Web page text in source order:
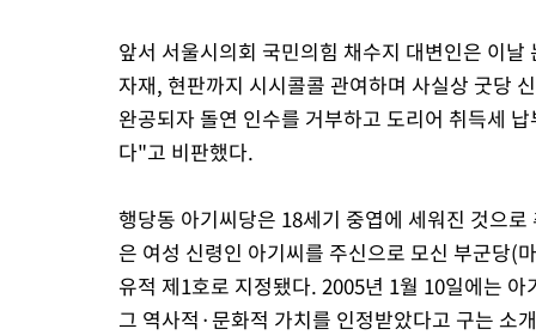
앞서 서울시의회 국민의힘 채수지 대변인은 이
자재, 현판까지 시시콜콜 관여하며 사실상 굿당
완공되자 돌연 인수를 거부하고 도리어 취득세
다"고 비판했다.
행당동 아기씨당은 18세기 중엽에 세워진 것으
은 여성 신령인 아기씨를 주신으로 모신 부군당(
유적 제1호로 지정됐다. 2005년 1월 10일에는
그 역사적·문화적 가치를 인정받았다고 구는 소